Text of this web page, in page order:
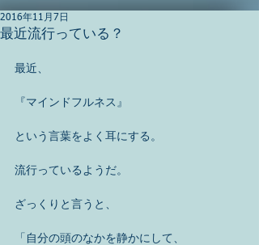
最近流行っている？
2016年11月7日
最近、
『マインドフルネス』
という言葉をよく耳にする。
流行っているようだ。
ざっくりと言うと、
「自分の頭のなかを静かにして、